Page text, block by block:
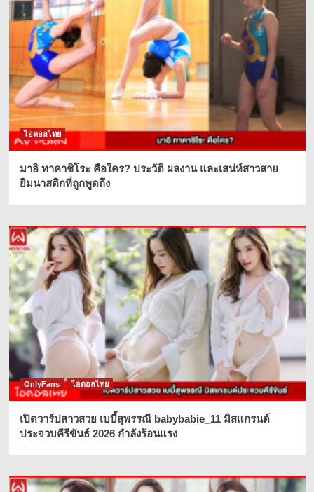
ไอดอลไทย
มาอิ ทาคาชิโระ คือใคร? ประวัติ ผลงาน และเสน่ห์สาวสาย
ยิมนาสติกที่ถูกพูดถึง
OnlyFans ไอดอลไทย
เปิดวาร์ปสาวสวย เบบี้สุพรรณี babybabie_11 มิสแกรนด์
ประจวบคีรีขันธ์ 2026 กำลังร้อนแรง